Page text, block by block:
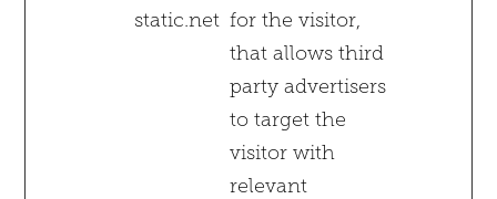
static.net for the visitor,
that allows third
party advertisers
to target the
visitor with
relevant